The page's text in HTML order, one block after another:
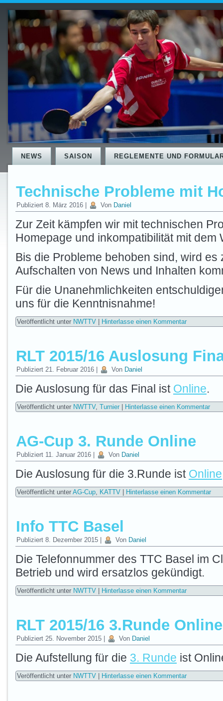
NEWS SAISON REGLEMENTE UND
Technische Probleme mit
Publiziert 8. März 2016 Von Daniel
Zur Zeit kämpfen wir mit technischen
Homepage und inkompatibilität mit dem
Bis die Probleme behoben sind, wird
Aufschalten von News und Inhalten
Für die Unanehmlichkeiten
uns für die Kenntnisnahme!
Veröffentlicht unter NWTTV Hinterlasse einen Kommentar
RLT 2015/16 Auslosung
Publiziert 21. Februar 2016 Von Daniel
Die Auslosung für das Final ist Online.
Veröffentlicht unter NWTTV, Turnier Hinterlasse einen Kommentar
AG-Cup 3. Runde Online
Publiziert 11. Januar 2016 Von Daniel
Die Auslosung für die 3.Runde ist Online
Veröffentlicht unter AG-Cup, KATTV Hinterlasse einen Kommentar
Info TTC Basel
Publiziert 8. Dezember 2015 Von Daniel
Die Telefonnummer des TTC Basel im
Betrieb und wird ersatzlos gekündigt.
Veröffentlicht unter NWTTV Hinterlasse einen Kommentar
RLT 2015/16 3.Runde Online
Publiziert 25. November 2015 Von Daniel
Die Aufstellung für die 3. Runde ist
Veröffentlicht unter NWTTV Hinterlasse einen Kommentar